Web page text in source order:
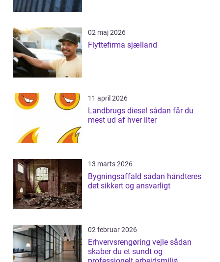
02 maj 2026
Flyttefirma sjælland
11 april 2026
Landbrugs diesel sådan får du
mest ud af hver liter
13 marts 2026
Bygningsaffald sådan håndteres
det sikkert og ansvarligt
02 februar 2026
Erhvervsrengøring vejle sådan
skaber du et sundt og